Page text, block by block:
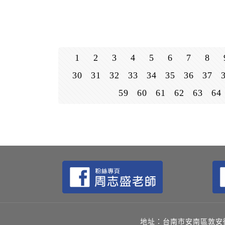
1 2 3 4 5 6 7 8
30
31 32 33 34 35 36 37
59
60 61 62 63 64
地址：台南市安南區敦